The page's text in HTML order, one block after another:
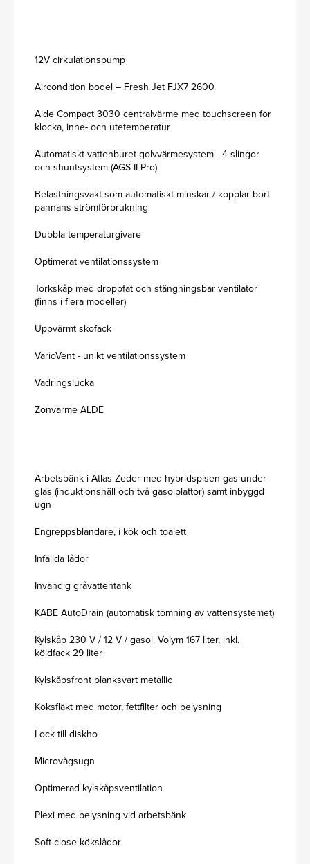
12V cirkulationspump
Aircondition bodel – Fresh Jet FJX7 2600
Alde Compact 3030 centralvärme med touchscreen för
klocka, inne- och utetemperatur
Automatiskt vattenburet golvvärmesystem - 4 slingor
och shuntsystem (AGS II Pro)
Belastningsvakt som automatiskt minskar / kopplar bort
pannans strömförbrukning
Dubbla temperaturgivare
Optimerat ventilationssystem
Torkskåp med droppfat och stängningsbar ventilator
(finns i flera modeller)
Uppvärmt skofack
VarioVent - unikt ventilationssystem
Vädringslucka
Zonvärme ALDE
Arbetsbänk i Atlas Zeder med hybridspisen gas-under-
glas (induktionshäll och två gasolplattor) samt inbyggd
ugn
Engreppsblandare, i kök och toalett
Infällda lådor
Invändig gråvattentank
KABE AutoDrain (automatisk tömning av vattensystemet)
Kylskåp 230 V / 12 V / gasol. Volym 167 liter, inkl.
köldfack 29 liter
Kylskåpsfront blanksvart metallic
Köksfläkt med motor, fettfilter och belysning
Lock till diskho
Microvågsugn
Optimerad kylskåpsventilation
Plexi med belysning vid arbetsbänk
Soft-close kökslådor